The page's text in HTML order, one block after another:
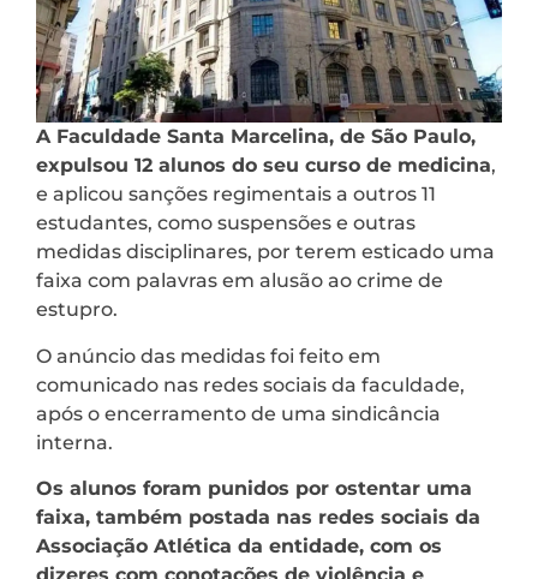
A Faculdade Santa Marcelina, de São Paulo,
expulsou 12 alunos do seu curso de medicina,
e aplicou sanções regimentais a outros 11
estudantes, como suspensões e outras
medidas disciplinares, por terem esticado uma
faixa com palavras em alusão ao crime de
estupro.
O anúncio das medidas foi feito em
comunicado nas redes sociais da faculdade,
após o encerramento de uma sindicância
interna.
Os alunos foram punidos por ostentar uma
faixa, também postada nas redes sociais da
Associação Atlética da entidade, com os